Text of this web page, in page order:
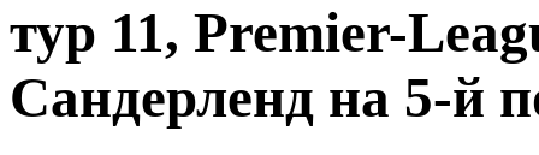
тур 11, Рremier-
Сандерленд на 5-й